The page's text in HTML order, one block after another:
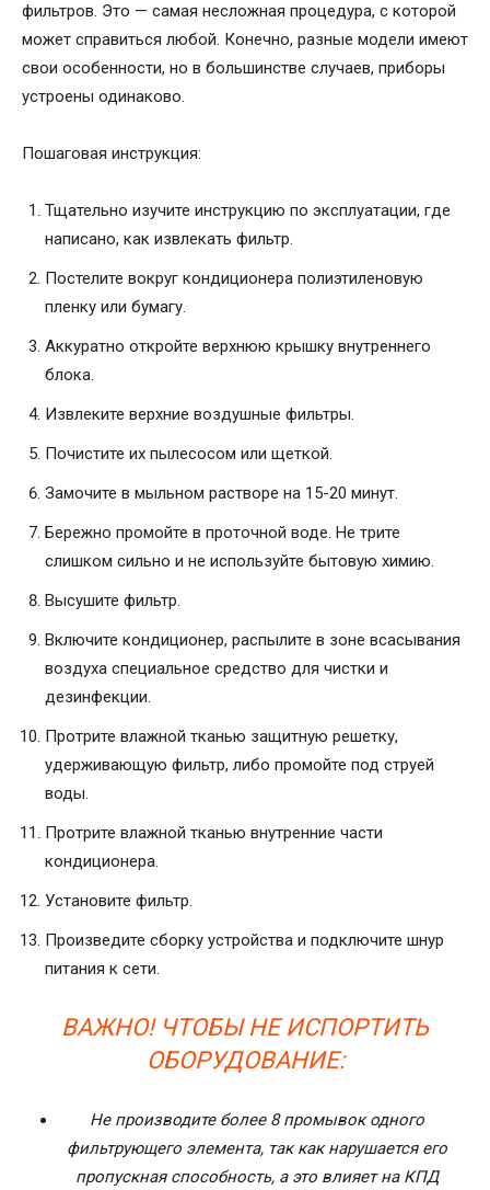
фильтров. Это — самая несложная процедура, с которой
может справиться любой. Конечно, разные модели имеют
свои особенности, но в большинстве случаев, приборы
устроены одинаково.
Пошаговая инструкция:
Тщательно изучите инструкцию по эксплуатации, где
написано, как извлекать фильтр.
Постелите вокруг кондиционера полиэтиленовую
пленку или бумагу.
Аккуратно откройте верхнюю крышку внутреннего
блока.
Извлеките верхние воздушные фильтры.
Почистите их пылесосом или щеткой.
Замочите в мыльном растворе на 15-20 минут.
Бережно промойте в проточной воде. Не трите
слишком сильно и не используйте бытовую химию.
Высушите фильтр.
Включите кондиционер, распылите в зоне всасывания
воздуха специальное средство для чистки и
дезинфекции.
Протрите влажной тканью защитную решетку,
удерживающую фильтр, либо промойте под струей
воды.
Протрите влажной тканью внутренние части
кондиционера.
Установите фильтр.
Произведите сборку устройства и подключите шнур
питания к сети.
ВАЖНО! ЧТОБЫ НЕ ИСПОРТИТЬ
ОБОРУДОВАНИЕ:
Не производите более 8 промывок одного
фильтрующего элемента, так как нарушается его
пропускная способность, а это влияет на КПД